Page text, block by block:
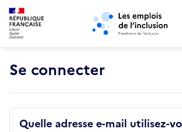
Aller au menu principal Aller au contenu
Se connecter
Quelle adresse e-mail utilisez-
Retour au début de la page
Panneau de gestion des cookies